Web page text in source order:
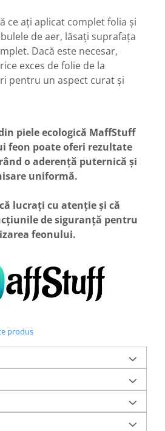
ce ați aplicat complet folia și
de aer, lăsați suprafața
Dacă este necesar,
exces de folie de la
pentru un aspect curat și
piele ecologică MaffStuff
feon poate oferi rezultate
o aderență puternică și
uniformă.
lucrați cu atenție și că
de siguranță pentru
feonului.
produs